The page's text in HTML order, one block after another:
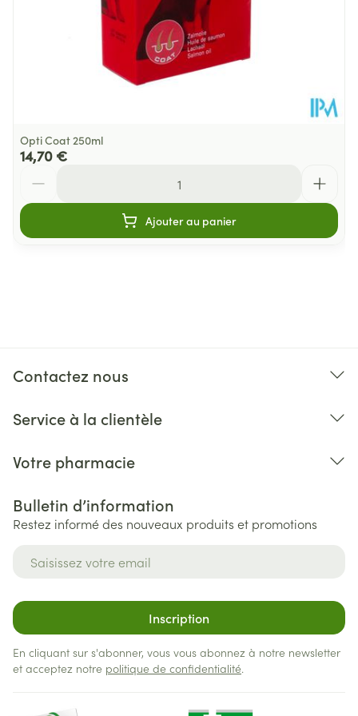
Opti Coat 250ml
14,70 €
Ajouter au panier
Contactez nous
Service à la clientèle
Votre pharmacie
Bulletin d’information
Restez informé des nouveaux produits et promotions
Inscription
En cliquant sur s'abonner, vous vous abonnez à notre newsletter
et acceptez notre politique de confidentialité.